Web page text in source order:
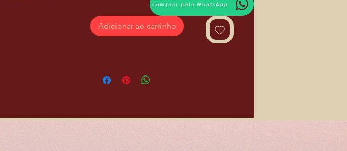
Adicionar ao carrinho
Comprar pelo WhatsApp